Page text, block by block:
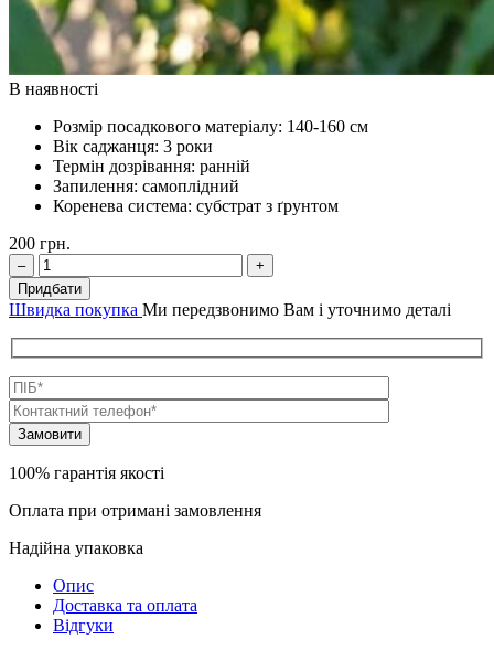
В наявності
Розмір посадкового матеріалу: 140-160 см
Вік саджанця: 3 роки
Термін дозрівання: ранній
Запилення: самоплідний
Коренева система: субстрат з ґрунтом
200 грн.
–
+
Придбати
Швидка покупка Ми передзвонимо Вам і уточнимо деталі
100% гарантія якості
Оплата при отримані замовлення
Надійна упаковка
Опис
Доставка та оплата
Відгуки